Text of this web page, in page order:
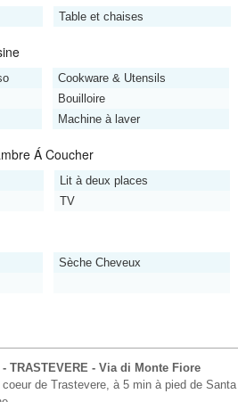
Table et chaises
Cookware & Utensils
Bouilloire
Machine à laver
Á Coucher
Lit à deux places
TV
Sèche Cheveux
- TRASTEVERE - Via di Monte Fiore
de Trastevere, à 5 min à pied de